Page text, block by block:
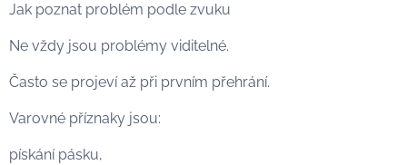
Jak poznat problém podle zvuku
Ne vždy jsou problémy viditelné.
Často se projeví až při prvním přehrání.
Varovné příznaky jsou:
pískání pásku,